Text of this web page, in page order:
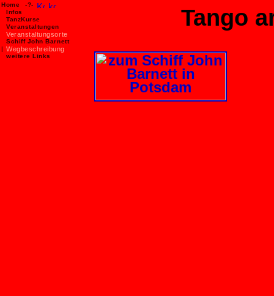
Home
-?-
Infos
TanzKurse
Veranstaltungen
Veranstaltungsorte
Schiff John Barnett
| Wegbeschreibung
weitere Links
Tango